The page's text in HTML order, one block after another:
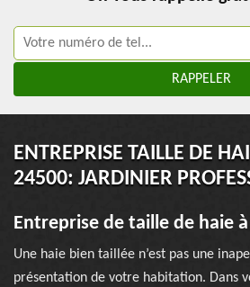
ENTREPRISE TAILLE DE
24500: JARDINIER
Entreprise de taille de haie
Une haie bien taillée n’est pas une
présentation de votre habitation. Dans